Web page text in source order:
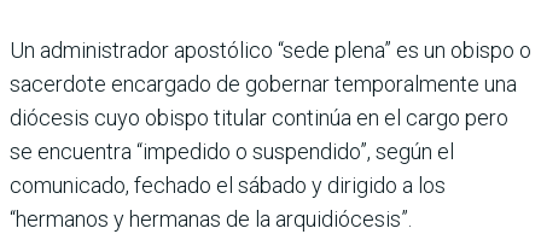
Un administrador apostólico “sede plena” es un obispo o
sacerdote encargado de gobernar temporalmente una
diócesis cuyo obispo titular continúa en el cargo pero
se encuentra “impedido o suspendido”, según el
comunicado, fechado el sábado y dirigido a los
“hermanos y hermanas de la arquidiócesis”.